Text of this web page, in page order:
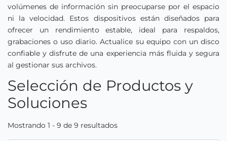
volúmenes de información sin preocuparse por el espacio
ni la velocidad. Estos dispositivos están diseñados para
ofrecer un rendimiento estable, ideal para respaldos,
grabaciones o uso diario. Actualice su equipo con un disco
confiable y disfrute de una experiencia más fluida y segura
al gestionar sus archivos.
Selección de Productos y
Soluciones
Mostrando 1 - 9 de 9 resultados